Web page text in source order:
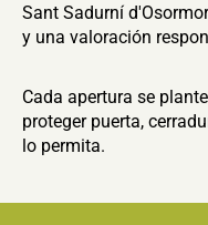
Sant Sadurní
y una valoración
Cada apertura se
proteger puerta,
lo permita.